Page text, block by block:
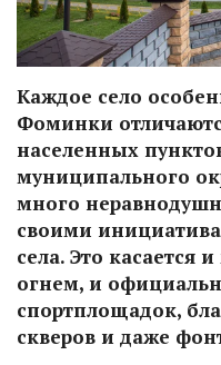
Каждое село
Фоминки
населенных
муниципального
много
своими
села. Это касается
огнем, и
спортплощадок,
скверов и даже